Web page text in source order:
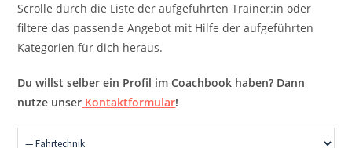
Scrolle durch die Liste der aufgeführten Trainer:in oder
filtere das passende Angebot mit Hilfe der aufgeführten
Kategorien für dich heraus.
Du willst selber ein Profil im Coachbook haben? Dann
nutze unser Kontaktformular!